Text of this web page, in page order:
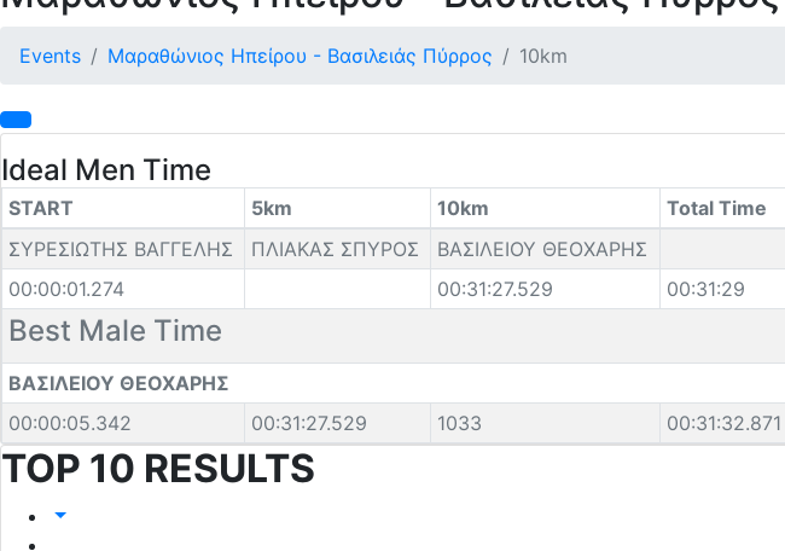
Events Μαραθώνιος Ηπείρου - Βασιλειάς Πύρρος 10km
Ideal Men Time
START 5km 10km
Total Time
ΣΥΡΕΣΙΩΤΗΣ ΒΑΓΓΕΛΗΣ
ΠΛΙΑΚΑΣ ΣΠΥΡΟΣ
ΒΑΣΙΛΕΙΟΥ ΘΕΟΧΑΡΗΣ
00:00:01.274
00:31:27.529 00:31:29
Best Male Time
ΒΑΣΙΛΕΙΟΥ ΘΕΟΧΑΡΗΣ
00:00:05.342
00:31:27.529 1033 00:31:32.871
TOP 10 RESULTS